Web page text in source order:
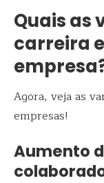
Quais as
carreira
Agora, veja as
empresas!
Aumento